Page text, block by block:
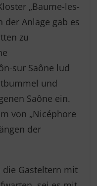
„Baume-les-
der Anlage gab es
zu
sur Saône lud
und
Saône ein.
von „Nicéphore
der
die Gasteltern mit